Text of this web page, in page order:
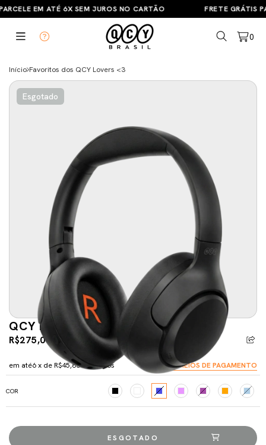
EM ATÉ 6X SEM JUROS NO CARTÃO FRETE GRÁTIS
0
Esgotado
Início Favoritos dos QCY Lovers <3
QCY H3 ANC
R$275,00 R$298,00
-7%
5% de desconto
pagando com Pix
em até6x deR$45,83sem juros VER MEIOS DE PAGAMENTO
COR